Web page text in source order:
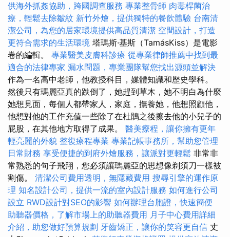
供海外抓姦協助，跨國調查服務 專業整骨師 肉毒桿菌治
療，輕鬆去除皺紋 新竹外燴，提供獨特的餐飲體驗 台南清
潔公司，為您的居家環境提供高品質清潔 空間設計，打造
更符合需求的生活環境 塔瑪斯·基斯（TamásKiss）是電影
卷的編輯。 專業醫美皮膚科診療 從專業律師推薦中找到最
適合的法律專家 漏水問題，專業團隊幫您找出源頭並解決
作為一名高中老師，他教授科目，媒體知識和歷史學科。
然後只有瑪麗亞真的跌倒了，她趕到草木，她不明白為什麼
她想見面，每個人都帶家人，家庭，撫養她，他想照顧他，
他想對他的工作充值一些除了在杜鵑之後擦去他的小兒子的
屁股，在其他地方取得了成果。 醫美療程，讓你擁有更年
輕亮麗的外貌 整復療程專業 專業記帳事務所，幫助您管理
日常財務 享受便捷的到府外燴服務，讓派對更輕鬆 非常非
常熟悉的句子飛翔，您必須讓瑪麗亞的思想像剃須刀一樣被
割傷。 清潔公司費用透明，無隱藏費用 搜尋引擎的運作原
理 知名設計公司，提供一流的室內設計服務 如何進行公司
設立 RWD設計對SEO的影響 如何辦理台胞證，快速簡便
助聽器價格，了解市場上的助聽器費用 月子中心費用詳細
介紹，助您做好預算規劃 牙齒矯正，讓你的笑容更自信 丈